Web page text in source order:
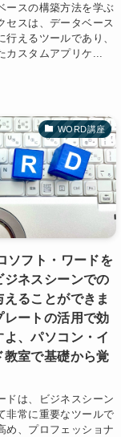
ースの構築方法を学ぶ
セスは、データベース
えるツールであり、
カスタムアプリケ...
WORD講座
ソフト・ワードを
ネスシーンでの
ることができま
ートの活用で効
、パソコン・イ
教室で基礎から覚
ドは、ビジネスシーン
非常に重要なツールで
め、プロフェッショナ